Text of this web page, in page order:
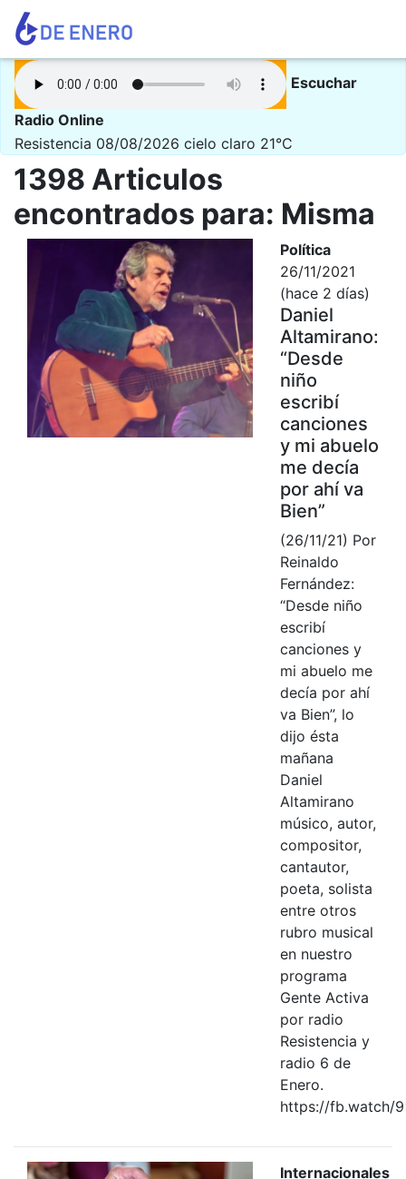
Escuchar
Radio Online
Resistencia 08/08/2026 cielo claro 21°C
1398 Articulos
encontrados para: Misma
Política
26/11/2021
(hace 2 días)
Daniel
Altamirano:
“Desde
niño
escribí
canciones
y mi abuelo
me decía
por ahí va
Bien”
(26/11/21) Por
Reinaldo
Fernández:
“Desde niño
escribí
canciones y
mi abuelo me
decía por ahí
va Bien”, lo
dijo ésta
mañana
Daniel
Altamirano
músico, autor,
compositor,
cantautor,
poeta, solista
entre otros
rubro musical
en nuestro
programa
Gente Activa
por radio
Resistencia y
radio 6 de
Enero.
https://fb.watch/
Internacionales